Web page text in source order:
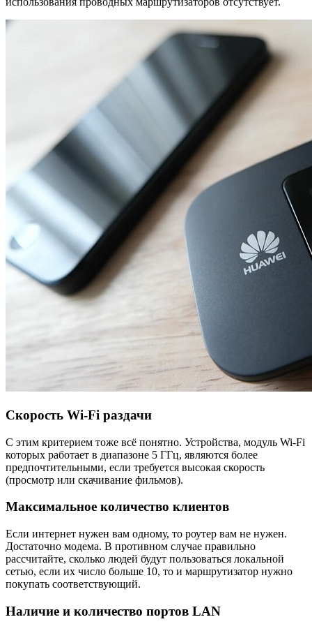
Скорость Wi-Fi раздачи
С этим критерием тоже всё понятно. Устройства, модуль Wi-Fi
которых работает в диапазоне 5 ГГц, являются более
предпочтительными, если требуется высокая скорость
(просмотр или скачивание фильмов).
Максимальное количество клиентов
Если интернет нужен вам одному, то роутер вам не нужен.
Достаточно модема. В противном случае правильно
рассчитайте, сколько людей будут пользоваться локальной
сетью, если их число больше 10, то и маршрутизатор нужно
покупать соответствующий.
Наличие и количество портов LAN